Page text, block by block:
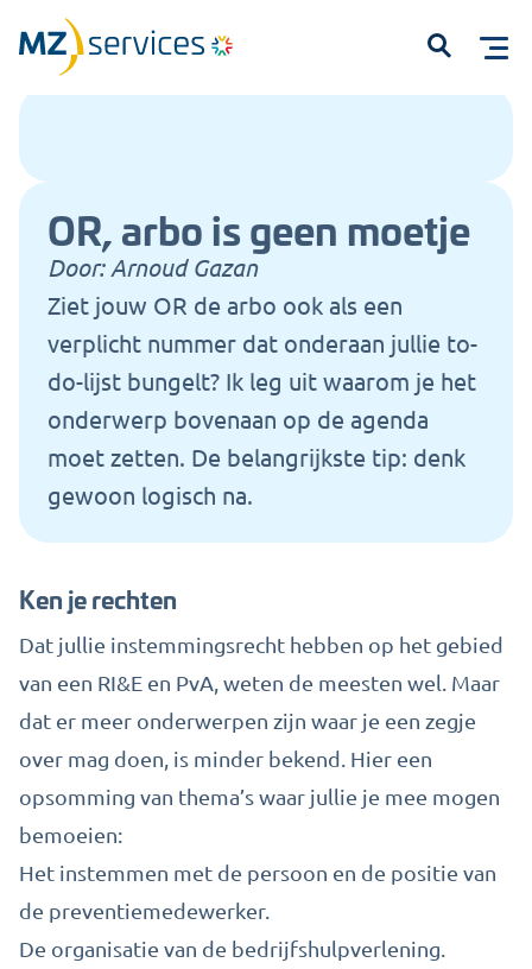
Start met typen om te zoeken...
Home Kennisbank Waarom jouw OR invloed heeft op arbobeleid
OR, arbo is geen moetje
Door: Arnoud Gazan
Ziet jouw OR de arbo ook als een
verplicht nummer dat onderaan jullie to-
do-lijst bungelt? Ik leg uit waarom je het
onderwerp bovenaan op de agenda
moet zetten. De belangrijkste tip: denk
gewoon logisch na.
Ken je rechten
Dat jullie instemmingsrecht hebben op het gebied
van een RI&E en PvA, weten de meesten wel. Maar
dat er meer onderwerpen zijn waar je een zegje
over mag doen, is minder bekend. Hier een
opsomming van thema’s waar jullie je mee mogen
bemoeien:
Het instemmen met de persoon en de positie van
de preventiemedewerker.
De organisatie van de bedrijfshulpverlening.